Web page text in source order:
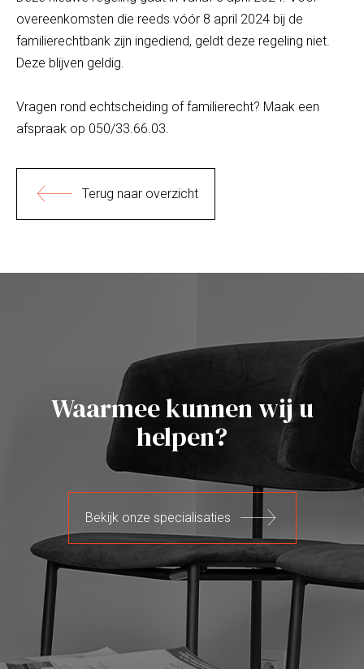
overeenkomsten die reeds vóór 8 april 2024 bij de
familierechtbank zijn ingediend, geldt deze regeling niet.
Deze blijven geldig.
Vragen rond echtscheiding of familierecht? Maak een
afspraak op 050/33.66.03.
Terug naar overzicht
Waarmee kunnen wij u
helpen?
Bekijk onze specialisaties